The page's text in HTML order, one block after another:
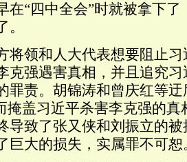
在“四中全会”时就被拿下
将领和人大代表想要阻止
克强遇害真相，并且追究
罪责。胡锦涛和曾庆红等
掩盖习近平杀害李克强的
导致了张又侠和刘振立的
巨大的损失，实属罪不可恕